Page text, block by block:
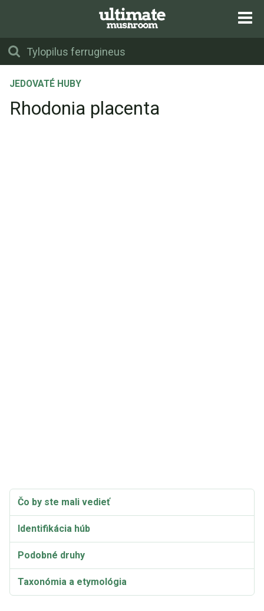
JEDOVATÉ HUBY
Rhodonia placenta
Čo by ste mali vedieť
Identifikácia húb
Podobné druhy
Taxonómia a etymológia